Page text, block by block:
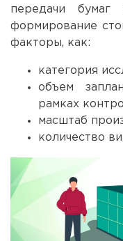
передачи
формирование
факторы, как:
категория
объем
рамках
масштаб
количество